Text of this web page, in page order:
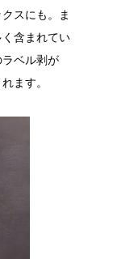
スにも。ま
含まれてい
ベル剥が
ます。